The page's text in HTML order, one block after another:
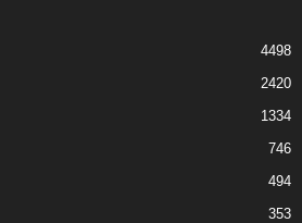
4498
2420
1334
746
494
353